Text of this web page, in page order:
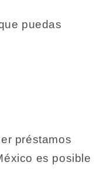
puedas
préstamos
es posible